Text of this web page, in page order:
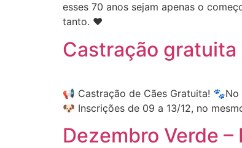
esses 70 anos sejam apenas o
tanto. ❤️
Castração gratuita
📢 Castração de Cães Gratuita!
🐶 Inscrições de 09 a 13/12, no
Dezembro Verde